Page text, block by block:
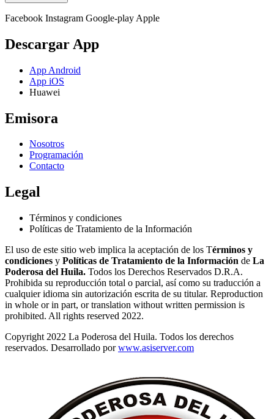
Facebook Instagram Google-play Apple
Descargar App
App Android
App iOS
Huawei
Emisora
Nosotros
Programación
Contacto
Legal
Términos y condiciones
Políticas de Tratamiento de la Información
El uso de este sitio web implica la aceptación de los Términos y
condiciones y Políticas de Tratamiento de la Información de La
Poderosa del Huila. Todos los Derechos Reservados D.R.A.
Prohibida su reproducción total o parcial, así como su traducción a
cualquier idioma sin autorización escrita de su titular. Reproduction
in whole or in part, or translation without written permission is
prohibited. All rights reserved 2022.
Copyright 2022 La Poderosa del Huila. Todos los derechos
reservados. Desarrollado porwww.asiserver.com